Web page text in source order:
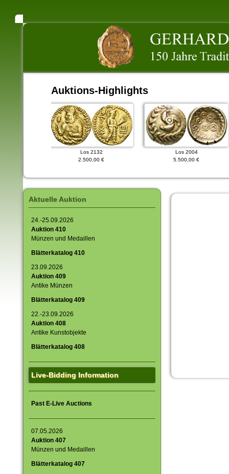
Auktions-Highlights
Los 2132
2.500,00 €
Los 2004
5.500,00 €
Aktuelle Auktion
24.-25.09.2026
Auktion 410
Münzen und Medaillen
Blätterkatalog 410
23.09.2026
Auktion 409
Antike Münzen
Blätterkatalog 409
22.-23.09.2026
Auktion 408
Antike Kunstobjekte
Blätterkatalog 408
Live-Bidding Information
Past E-Live Auctions
07.05.2026
Auktion 407
Münzen und Medaillen
Blätterkatalog 407